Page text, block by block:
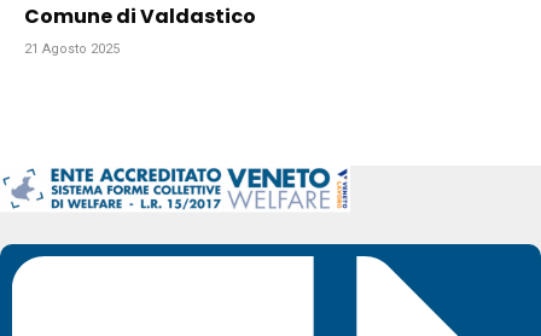
Comune di Valdastico
21 Agosto 2025